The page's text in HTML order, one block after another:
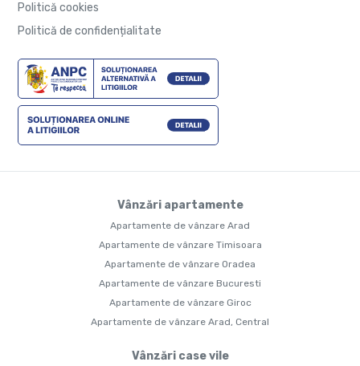
Politică cookies
Politică de confidențialitate
Vânzări apartamente
Apartamente de vânzare Arad
Apartamente de vânzare Timisoara
Apartamente de vânzare Oradea
Apartamente de vânzare Bucuresti
Apartamente de vânzare Giroc
Apartamente de vânzare Arad, Central
Vânzări case vile